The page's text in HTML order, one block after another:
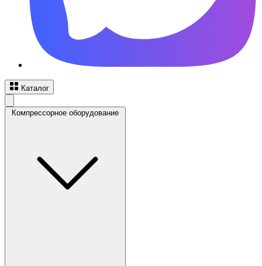
Каталог
Компрессорное оборудование